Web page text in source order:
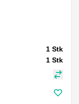
1 Stk
1 Stk